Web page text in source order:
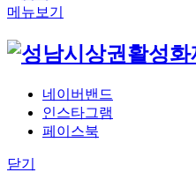
메뉴보기
네이버밴드
인스타그램
페이스북
닫기